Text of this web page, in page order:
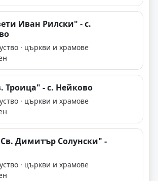
Иван Рилски" - с.
· църкви и храмове
Троица" - с. Нейково
· църкви и храмове
Димитър Солунски" -
· църкви и храмове